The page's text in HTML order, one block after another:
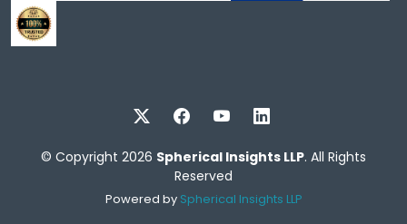
© Copyright 2026 Spherical Insights LLP. All Rights
Reserved
Powered by Spherical Insights LLP